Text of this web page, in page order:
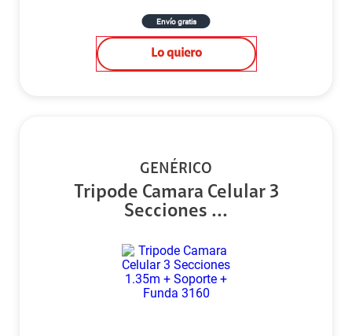
Envío gratis
Lo quiero
GENÉRICO
Tripode Camara Celular 3
Secciones ...